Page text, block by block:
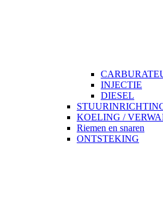
INJECTIE
DIESEL
KOELING /
Riemen en snaren
ONTSTEKING